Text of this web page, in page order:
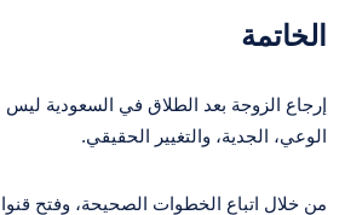
الخاتمة
إرجاع الزوجة بعد الطلاق في السعودية ليس
الوعي، الجدية، والتغيير الحقيقي.
من خلال اتباع الخطوات الصحيحة، وفتح